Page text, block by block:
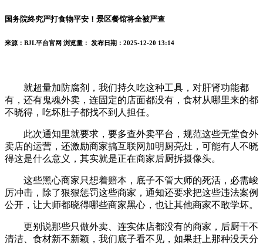
国务院终究严打食物平安！景区餐馆将全被严查
来源：BJL平台官网 浏览量： 发布日期：2025-12-20 13:14
就超量加防腐剂，我们持久吃这种工具，对肝肾功能都
有，还有鬼魂外卖，连固定的店面都没有，食材从哪里来的都
不晓得，吃坏肚子都找不到人担任。
此次通知里就要求，要多查外卖平台，规范这些无堂食外
卖店的运营，还激励商家搞互联网加明厨亮灶，可能有人不晓
得这是什么意义，其实就是正在商家后厨拆摄像头。
这些黑心商家只想着赔本，底子不管大师的死活，必需峻
厉冲击，除了狠狠惩罚这些商家，通知还要求把这些违法案例
公开，让大师都晓得哪些商家黑心，也让其他商家不敢学坏。
更别说那些只做外卖、连实体店都没有的商家，后厨干不
清洁、食材新不新颖，我们底子看不见，如果赶上那种没天分